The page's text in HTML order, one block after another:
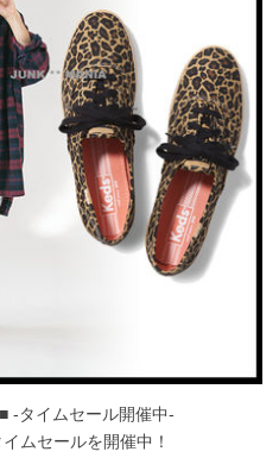
-タイムセール開催中-
ムセールを開催中！